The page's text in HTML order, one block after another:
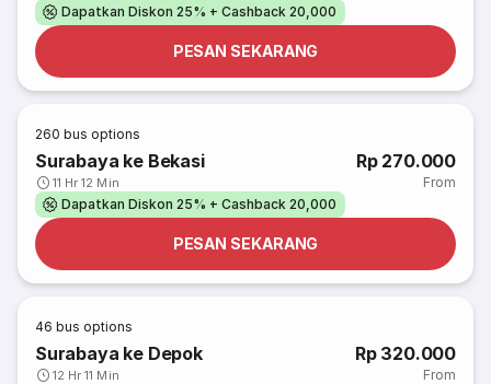
Dapatkan Diskon 25% + Cashback 20,000
PESAN SEKARANG
260 bus options
Surabaya ke Bekasi
11 Hr 12 Min
Rp 270.000
From
Dapatkan Diskon 25% + Cashback 20,000
PESAN SEKARANG
46 bus options
Surabaya ke Depok
12 Hr 11 Min
Rp 320.000
From